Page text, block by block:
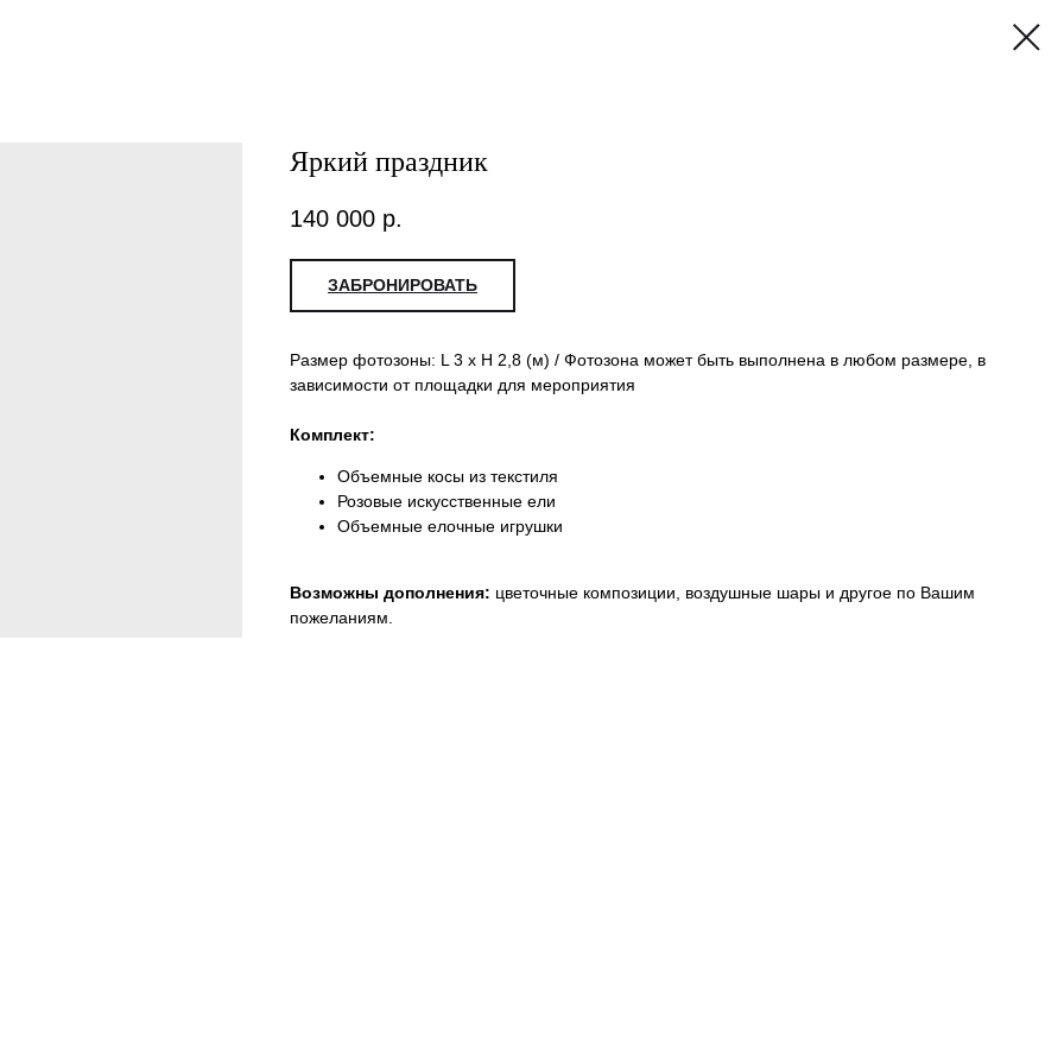
Яркий праздник
140 000 р.
ЗАБРОНИРОВАТЬ
Размер фотозоны: L 3 x H 2,8 (м) / Фотозона может быть выполнена в любом размере, в
зависимости от площадки для мероприятия
Комплект:
Объемные косы из текстиля
Розовые искусственные ели
Объемные елочные игрушки
Возможны дополнения: цветочные композиции, воздушные шары и другое по Вашим
пожеланиям.